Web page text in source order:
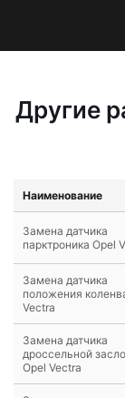
Другие
Наименование
Замена датчика
парктроника Opel
Замена датчика
положения
Vectra
Замена датчика
дроссельной
Opel Vectra